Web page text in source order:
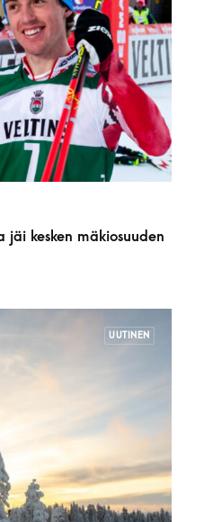
jäi kesken mäkiosuuden
UUTINEN